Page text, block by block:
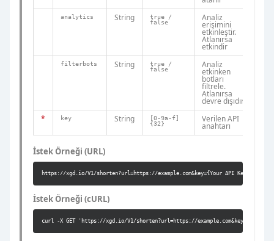
analytics String
true /
false
Analiz
erişimini
etkinleştir.
Atlanırsa
etkindir
filterbots String
true /
false
Analiz
etkinken
botları
filtrele.
Atlanırsa
devre dışıdır
* key String
[0-9a-f]
{32}
Verilen API
anahtarı
İstek Örneği (URL)
https://xgd.io/V1/shorten?url=https://example.com&key={Your API Key}
İstek Örneği (cURL)
curl -X GET 'https://xgd.io/V1/shorten?url=https://example.com&key={Your